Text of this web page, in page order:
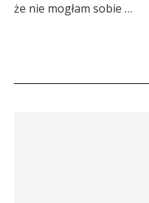
że nie mogłam sobie …